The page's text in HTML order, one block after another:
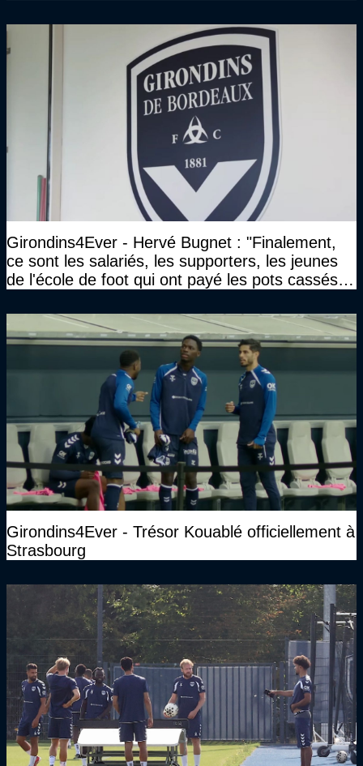
haut niveau"
Girondins4Ever - Hervé Bugnet : "Finalement,
ce sont les salariés, les supporters, les jeunes
de l'école de foot qui ont payé les pots cassés
Girondins4Ever - Trésor Kouablé officiellement à
Strasbourg